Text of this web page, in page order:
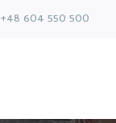
+48 604 550 500